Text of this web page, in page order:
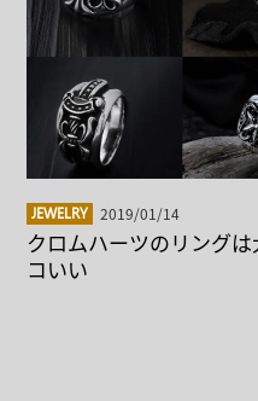
JEWELRY 2019/01/14
クロムハーツのリング
コいい